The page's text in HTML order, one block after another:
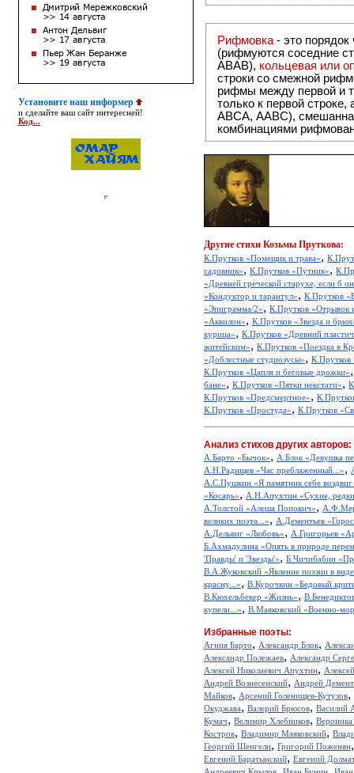
Установите наш информер
и сделайте ваш сайт интересней!
Код...
Рифмовка - это
(рифмуются соседние
ABAB), кольцевая или
строки со смежной
рифмы между первой и
только к первой
ABCA, AABC), смешанная или вольная рифмовка (рифмовка в сложных строфах с различными
комбинациями
Другие стихи Козьмы Пруткова:
К.Прутков «Помещик и трава»,
садовник», К.Прутков «Путник»,
«Древней греческой старухе, если б
«Кондуктор и тарантул», К.Прутков
«Эпиграмма/2», К.Прутков «Отрывок
«Аквилон», К.Прутков «Звезда и
курица», К.Прутков «Древний
житейским», К.Прутков «Поездка в
«Доблестные студиозусы», К.Прутков
К.Прутков «Цапля и беговые дрожки»
бане», К.Прутков «Пятки некстати»,
К.Прутков «Предсмертное»,
К.Прутков «Простуда», К.Прутков
Анализ стихов других авторов:
А.Барто «Бычок», А.Блок «Девушка
А.Н.Радищев «Час преблаженный...»,
А.С.Пушкин «Я памятник себе
«Косарь», А.Н.Апухтин «Сухие,
А.Толстой «Алеша Попович»,
великих поэта...», А.Дементьев
А.Дельвиг «Любовь», А.Григорьев
Б.Ахмадулина «Опять в природе
'Правды' и 'Звезды'», Б.Чичибабин
В.А.Жуковский «Явление поэзии в
красну...», В.Курочкин «Бедовый
В.Кюхельбекер «Жизнь»,
купели...», В.Маяковский «Военно-
Избранные поэты:
Агния Барто, Александр Блок,
Александр Полежаев, Александр
Алексей Николаевич Апухтин,
Андрей Вознесенский, Андрей
Майков, Арсений Голенищев-Кутузов,
Окуджава, Валерий Брюсов, Василий
Кумач, Велимир Хлебников,
Костров, Владимир Маяковский,
Георгий Шенгели, Григорий Поженян
Евгений Баратынский, Евгений
, ,